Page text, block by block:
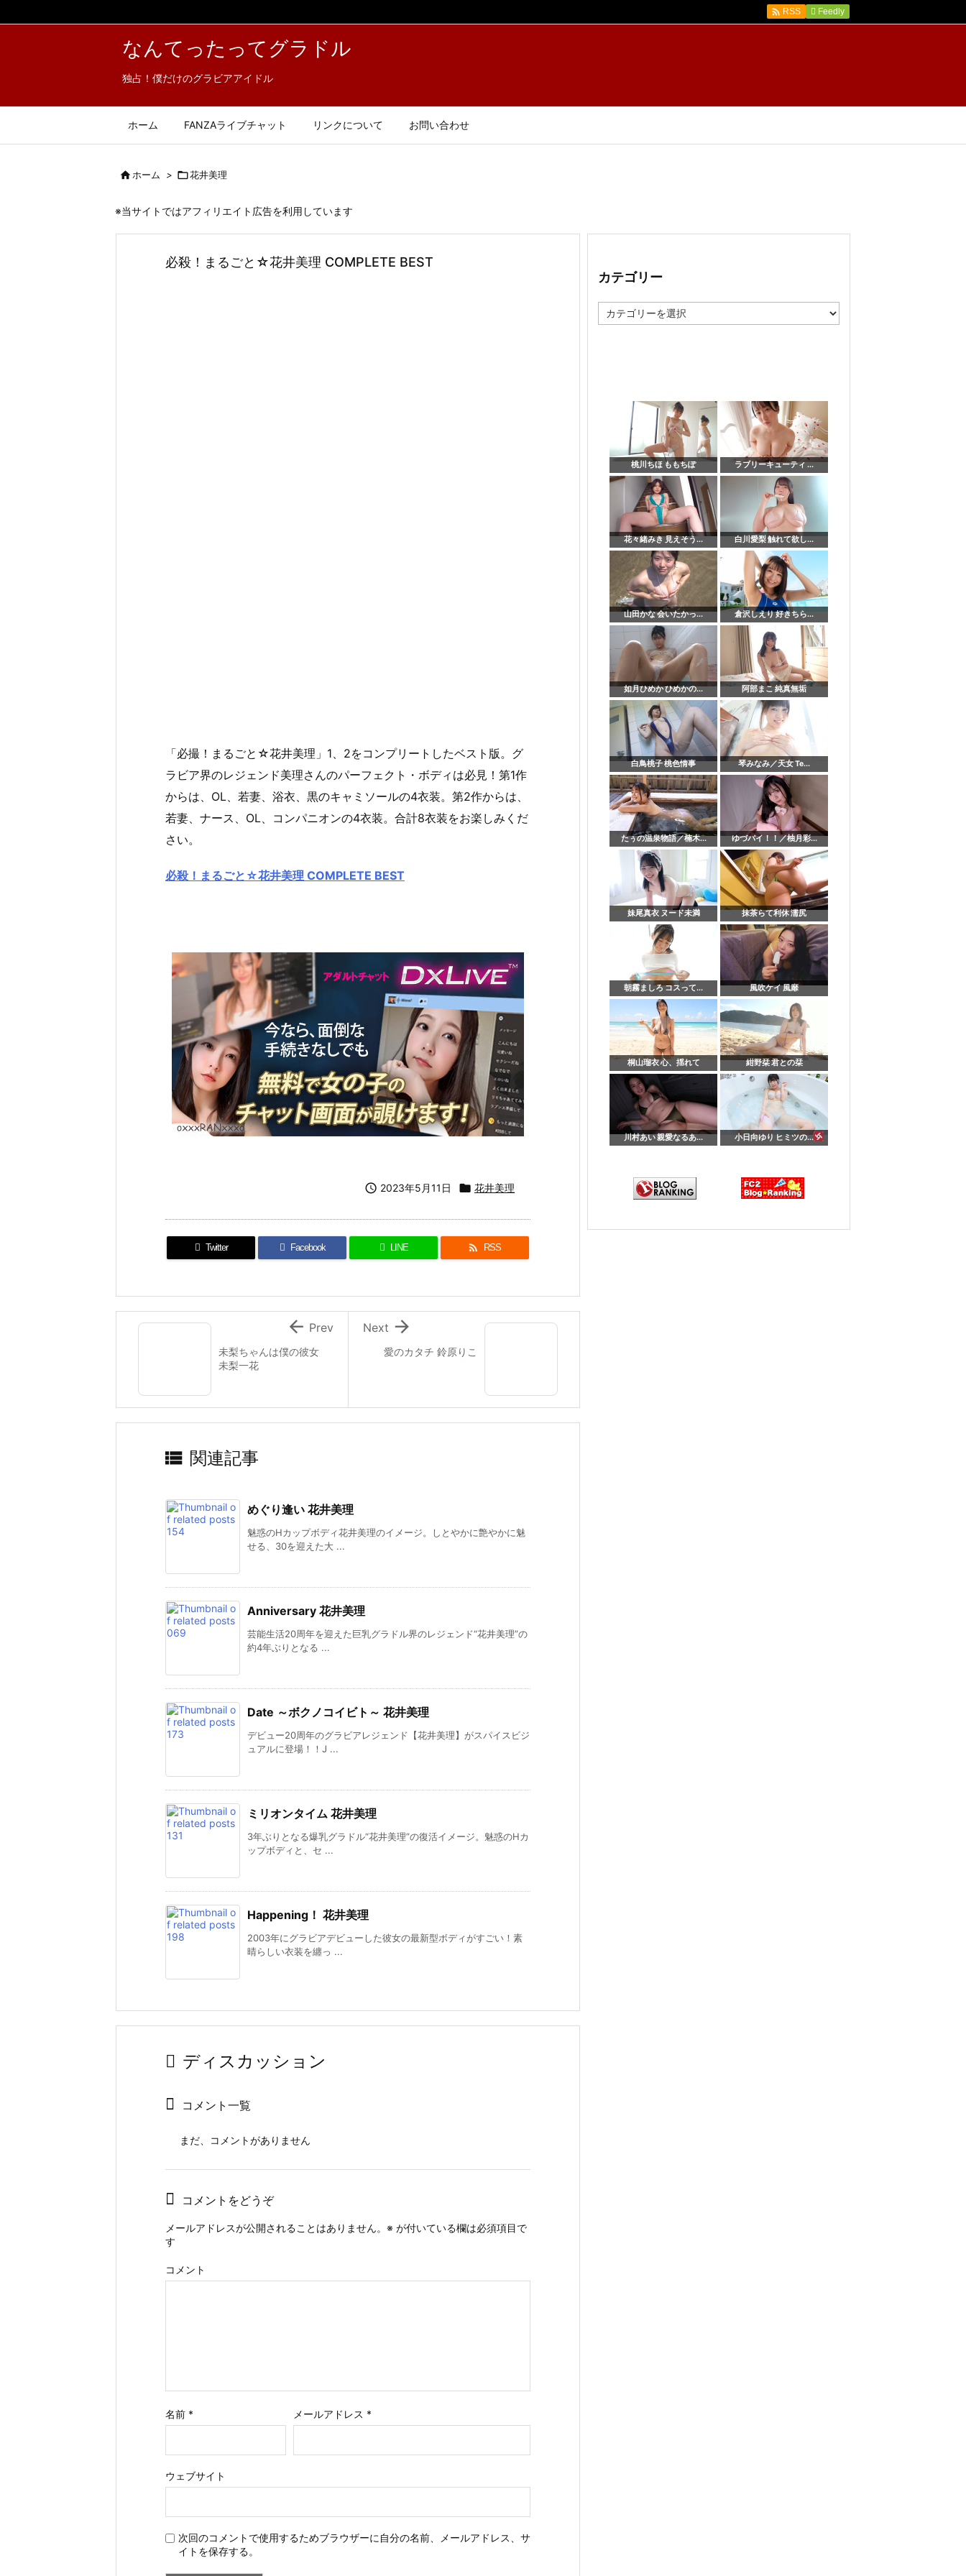
なんてったってグラドル
独占！僕だけのグラビアアイドル
ホーム FANZAライブチャット リンクについて お問い合わせ
 RSS Feedly
ホーム > 花井美理
※当サイトではアフィリエイト広告を利用しています
必殺！まるごと☆花井美理 COMPLETE BEST
「必撮！まるごと☆花井美理」1、2をコンプリートしたベスト版。グ
ラビア界のレジェンド美理さんのパーフェクト・ボディは必見！第1作
からは、OL、若妻、浴衣、黒のキャミソールの4衣装。第2作からは、
若妻、ナース、OL、コンパニオンの4衣装。合計8衣装をお楽しみくだ
さい。
必殺！まるごと☆花井美理 COMPLETE BEST
 2023年5月11日  花井美理
Twitter Facebook LINE  RSS
愛のカタチ 鈴原りこ

Next
未梨ちゃんは僕の彼女
未梨一花
 Prev
 関連記事
めぐり逢い 花井美理
魅惑のHカップボディ花井美理のイメージ。しとやかに艶やかに魅
せる、30を迎えた大 ...
Anniversary 花井美理
芸能生活20周年を迎えた巨乳グラドル界のレジェンド“花井美理”の
約4年ぶりとなる ...
Date ～ボクノコイビト～ 花井美理
デビュー20周年のグラビアレジェンド【花井美理】がスパイスビジ
ュアルに登場！！J ...
ミリオンタイム 花井美理
3年ぶりとなる爆乳グラドル“花井美理”の復活イメージ。魅惑のHカ
ップボディと、セ ...
Happening！ 花井美理
2003年にグラビアデビューした彼女の最新型ボディがすごい！素
晴らしい衣装を纏っ ...
ディスカッション
コメント一覧
まだ、コメントがありません
コメントをどうぞ
メールアドレスが公開されることはありません。 ※ が付いている欄は必須項目で
す
コメント
名前 * メールアドレス *
ウェブサイト
次回のコメントで使用するためブラウザーに自分の名前、メールアドレス、サ
イトを保存する。
カテゴリー
テ
桃川ちほ ももちぽ ラブリーキューティ ...
花々緒みき 見えそう... 白川愛梨 触れて欲し...
山田かな 会いたかっ... 倉沢しえり 好きちら...
如月ひめか ひめかの... 阿部まこ 純真無垢
白鳥桃子 桃色情事 琴みなみ／天女 Te...
たぅの温泉物語／楠木... ゆづパイ！！／柚月彩...
妹尾真衣 ヌード未満 抹茶らて利休 濡尻
朝霧ましろ コスって... 風吹ケイ 風靡
桐山瑠衣 心、揺れて 紺野栞 君との栞
川村あい 親愛なるあ... 小日向ゆり ヒミツの...